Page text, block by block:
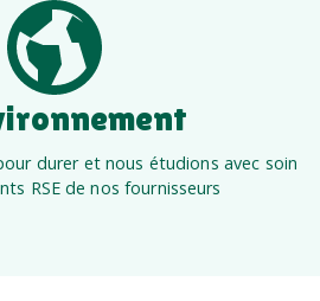
durer et nous étudions avec soin
RSE de nos fournisseurs